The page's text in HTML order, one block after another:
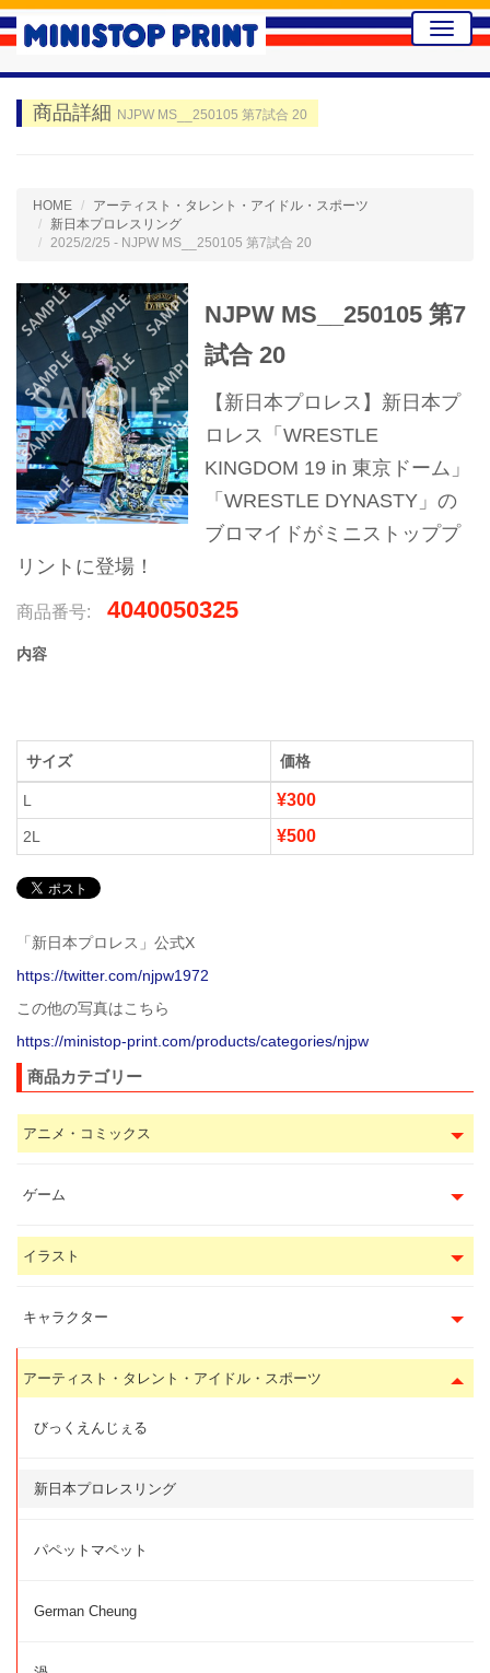
Toggle
商品詳細 NJPW MS__250105 第7試合 20
HOME
アーティスト・タレント・アイドル・スポーツ
新日本プロレスリング
2025/2/25 - NJPW MS__250105 第7試合 20
NJPW MS__250105 第7
試合 20
【新日本プロレス】新日本プ
ロレス「WRESTLE
KINGDOM 19 in 東京ドーム」
「WRESTLE DYNASTY」の
ブロマイドがミニストッププ
リントに登場！
商品番号: 4040050325
内容
サイズ 価格
L ¥300
2L ¥500
「新日本プロレス」公式X
https://twitter.com/njpw1972
この他の写真はこちら
https://ministop-print.com/products/categories/njpw
商品カテゴリー
アニメ・コミックス
ゲーム
イラスト
キャラクター
アーティスト・タレント・アイドル・スポーツ
びっくえんじぇる
新日本プロレスリング
パペットマペット
German Cheung